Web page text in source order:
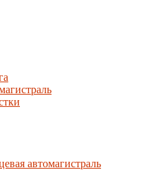
автомагистраль